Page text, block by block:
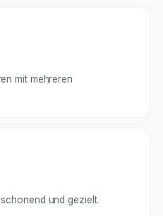
mit mehreren
und gezielt.